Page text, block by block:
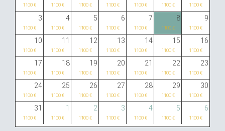
1100 € 1100 € 1100 € 1100 € 1100 € 1100 € 1100 €
3 4 5 6 7 8 9
1100 € 1100 € 1100 € 1100 € 1100 € 1100 € 1100 €
10 11 12 13 14 15 16
1100 € 1100 € 1100 € 1100 € 1100 € 1100 € 1100 €
17 18 19 20 21 22 23
1100 € 1100 € 1100 € 1100 € 1100 € 1100 € 1100 €
24 25 26 27 28 29 30
1100 € 1100 € 1100 € 1100 € 1100 € 1100 € 1100 €
31 1 2 3 4 5 6
1100 € 1100 € 1100 € 1100 € 1100 € 1100 € 1100 €